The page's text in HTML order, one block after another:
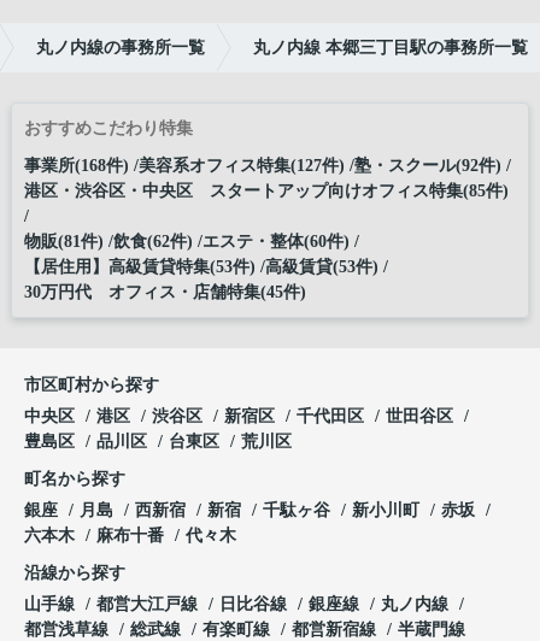
丸ノ内線の事務所一覧 丸ノ内線 本郷三丁目駅の事務所一覧
おすすめこだわり特集
事業所(168件) 美容系オフィス特集(127件) 塾・スクール(92件)
港区・渋谷区・中央区 スタートアップ向けオフィス特集(85件)
物販(81件) 飲食(62件) エステ・整体(60件)
【居住用】高級賃貸特集(53件) 高級賃貸(53件)
30万円代 オフィス・店舗特集(45件)
市区町村から探す
中央区
港区 渋谷区 新宿区 千代田区
世田谷区
豊島区
品川区 台東区 荒川区
町名から探す
銀座
月島 西新宿 新宿 千駄ヶ谷 新小川町
赤坂
六本木
麻布十番 代々木
沿線から探す
山手線
都営大江戸線 日比谷線 銀座線
丸ノ内線
都営浅草線
総武線 有楽町線 都営新宿線 半蔵門線